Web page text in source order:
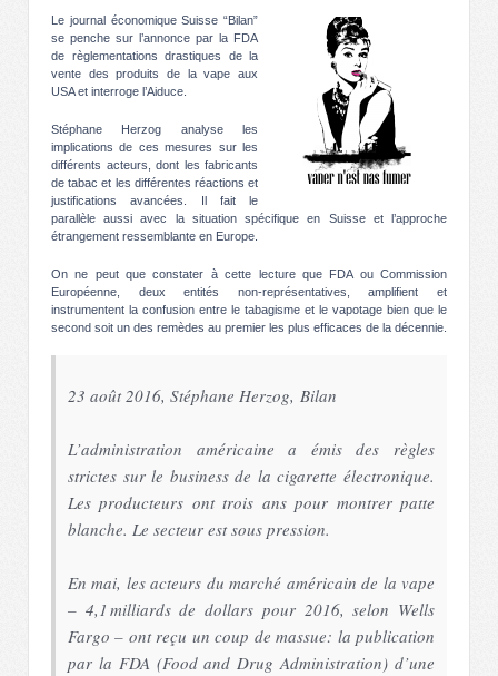
Le journal économique Suisse “Bilan”
se penche sur l’annonce par la FDA
de règlementations drastiques de la
vente des produits de la vape aux
USA et interroge l’Aiduce.
Stéphane Herzog analyse les
implications de ces mesures sur les
différents acteurs, dont les fabricants
de tabac et les différentes réactions et
justifications avancées. Il fait le
parallèle aussi avec la situation spécifique en Suisse et l’approche
étrangement ressemblante en Europe.
On ne peut que constater à cette lecture que FDA ou Commission
Européenne, deux entités non-représentatives, amplifient et
instrumentent la confusion entre le tabagisme et le vapotage bien que le
second soit un des remèdes au premier les plus efficaces de la décennie.
23 août 2016, Stéphane Herzog, Bilan
L’administration américaine a émis des règles
strictes sur le business de la cigarette électronique.
Les producteurs ont trois ans pour montrer patte
blanche. Le secteur est sous pression.
En mai, les acteurs du marché américain de la vape
– 4,1 milliards de dollars pour 2016, selon Wells
Fargo – ont reçu un coup de massue: la publication
par la FDA (Food and Drug Administration) d’une